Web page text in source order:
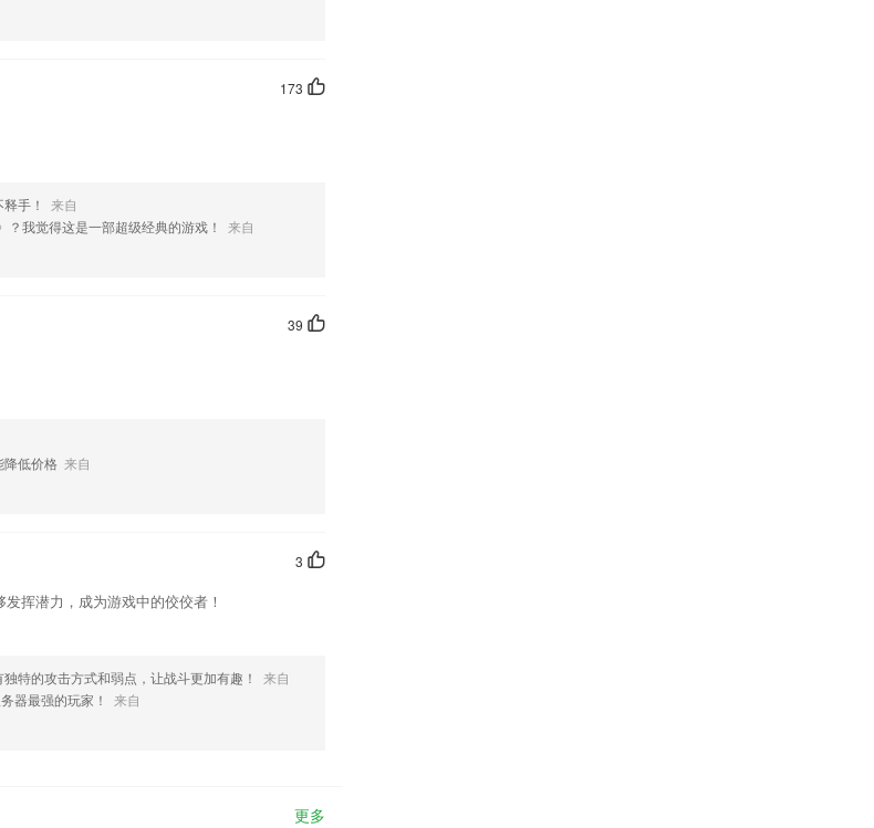
用商店进行打分评论，说出您的使用经历，以帮
173
手！
来自
我觉得这是一部超级经典的游戏！
来自
39
低价格 来自
3
挥潜力，成为游戏中的佼佼者！
特的攻击方式和弱点，让战斗更加有趣！
来自
器最强的玩家！
来自
更多